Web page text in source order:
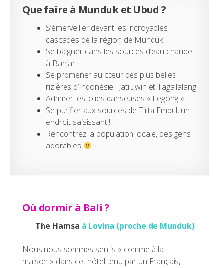
Que faire à Munduk et Ubud ?
S’émerveiller devant les incroyables
cascades de la région de Munduk
Se baigner dans les sources d’eau chaude
à Banjar
Se promener au cœur des plus belles
rizières d’Indonésie : Jatiluwih et Tagallalang
Admirer les jolies danseuses « Legong »
Se purifier aux sources de Tirta Empul, un
endroit saisissant !
Rencontrez la population locale, des gens
adorables
Où dormir à Bali ?
The Hamsa à Lovina (proche de Munduk)
Nous nous sommes sentis « comme à la
maison » dans cet hôtel tenu par un Français,